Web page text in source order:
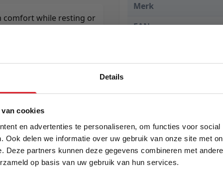
Details
cookies
en advertenties te personaliseren, om functies voor
Ook delen we informatie over uw gebruik van onze site met
Deze partners kunnen deze gegevens combineren met
op basis van uw gebruik van hun services.
comfort while resting or
Merk
EAN
Levertijd
5% Korting
Schrijf je in en ontvang direct een kortingscode